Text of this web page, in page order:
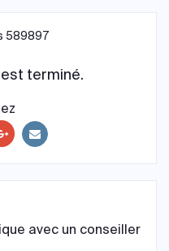
589897
terminé.
avec un conseiller